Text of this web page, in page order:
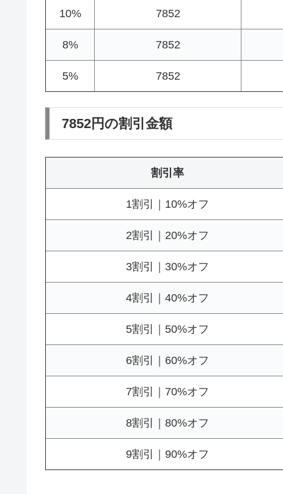
10% 7852
8% 7852
5% 7852
7852円の割引金額
割引率
1割引｜10%オフ
2割引｜20%オフ
3割引｜30%オフ
4割引｜40%オフ
5割引｜50%オフ
6割引｜60%オフ
7割引｜70%オフ
8割引｜80%オフ
9割引｜90%オフ